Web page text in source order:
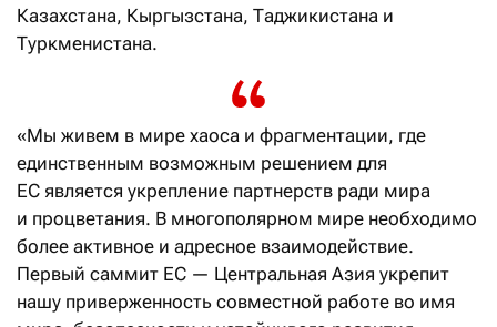
Казахстана, Кыргызстана, Таджикистана и
Туркменистана.
«Мы живем в мире хаоса и фрагментации, где
единственным возможным решением для
ЕС является укрепление партнерств ради мира
и процветания. В многополярном мире необходимо
более активное и адресное взаимодействие.
Первый саммит ЕС — Центральная Азия укрепит
нашу приверженность совместной работе во имя